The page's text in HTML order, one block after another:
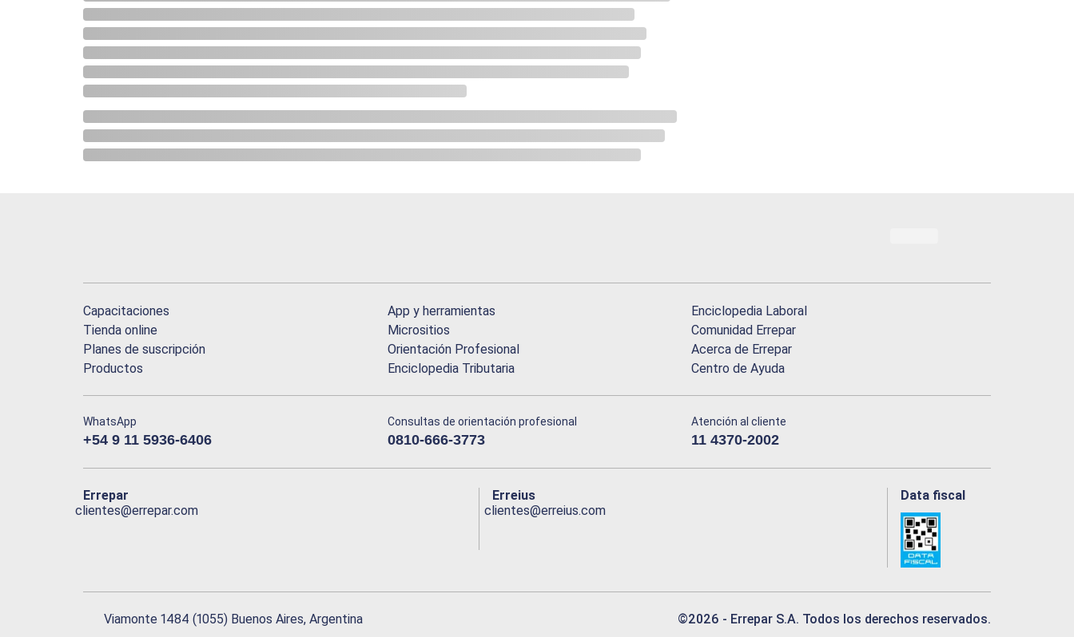
Capacitaciones
Tienda online
Planes de suscripción
Productos
App y herramientas
Micrositios
Orientación Profesional
Enciclopedia Tributaria
Enciclopedia Laboral
Comunidad Errepar
Acerca de Errepar
Centro de Ayuda
WhatsApp
+54 9 11 5936-6406
Consultas de orientación profesional
0810-666-3773
Atención al cliente
11 4370-2002
Errepar
clientes@errepar.com
Erreius
clientes@erreius.com
Data fiscal
Viamonte 1484 (1055) Buenos Aires, Argentina ©2026 - Errepar S.A. Todos los derechos reservados.